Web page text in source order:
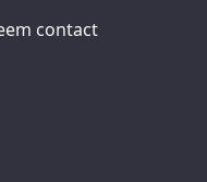
contact